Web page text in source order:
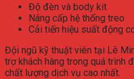
Độ đèn và body kit
Nâng cấp hệ thống treo
Cải tiến hiệu suất động
Đội ngũ kỹ thuật viên tại Lê
trợ khách hàng trong quá trình
chất lượng dịch vụ cao nhất.